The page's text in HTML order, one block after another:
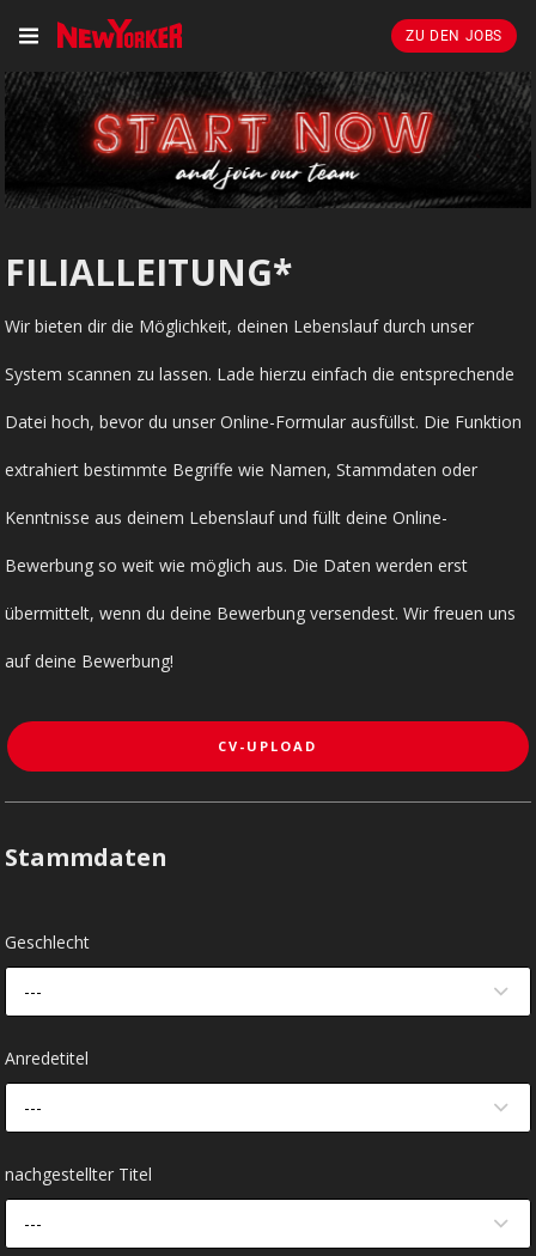
ZU DEN JOBS
FILIALLEITUNG*
Wir bieten dir die Möglichkeit, deinen Lebenslauf durch unser
System scannen zu lassen. Lade hierzu einfach die entsprechende
Datei hoch, bevor du unser Online-Formular ausfüllst. Die Funktion
extrahiert bestimmte Begriffe wie Namen, Stammdaten oder
Kenntnisse aus deinem Lebenslauf und füllt deine Online-
Bewerbung so weit wie möglich aus. Die Daten werden erst
übermittelt, wenn du deine Bewerbung versendest. Wir freuen uns
auf deine Bewerbung!
CV-UPLOAD
Stammdaten
Geschlecht
---
Anredetitel
---
nachgestellter Titel
---